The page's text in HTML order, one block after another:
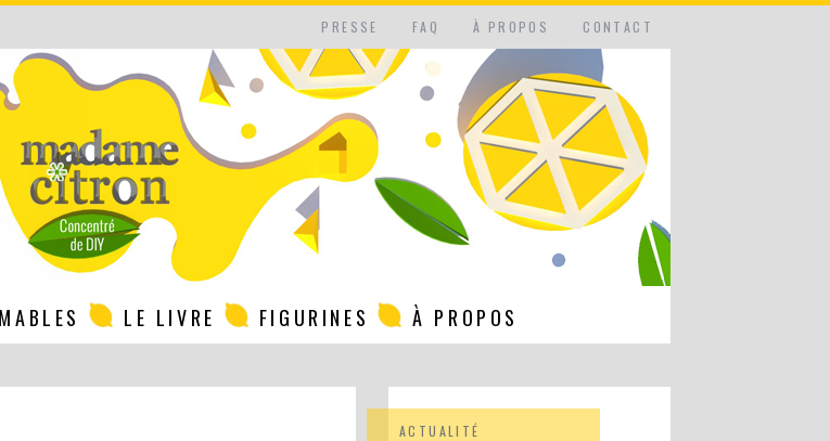
PRESSE FAQ À PROPOS CONTACT
LE LIVRE FIGURINES À PROPOS
ACTUALITÉ